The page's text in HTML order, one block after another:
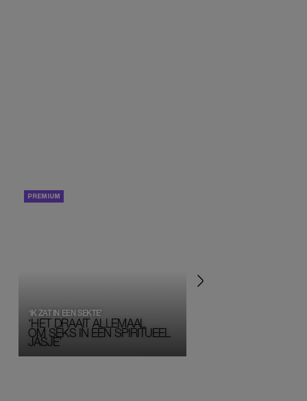
‘HET DRAAIT ALLEMAAL
OM SEKS IN EEN SPIRITUEEL
JASJE’
‘IK ZAT IN EEN SEKTE’